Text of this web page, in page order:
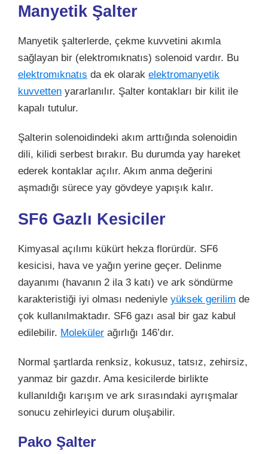
Manyetik Şalter
Manyetik şalterlerde, çekme kuvvetini akımla
sağlayan bir (elektromıknatıs) solenoid vardır. Bu
elektromıknatıs da ek olarak elektromanyetik
kuvvetten yararlanılır. Şalter kontakları bir kilit ile
kapalı tutulur.
Şalterin solenoidindeki akım arttığında solenoidin
dili, kilidi serbest bırakır. Bu durumda yay hareket
ederek kontaklar açılır. Akım anma değerini
aşmadığı sürece yay gövdeye yapışık kalır.
SF6 Gazlı Kesiciler
Kimyasal açılımı kükürt hekza florürdür. SF6
kesicisi, hava ve yağın yerine geçer. Delinme
dayanımı (havanın 2 ila 3 katı) ve ark söndürme
karakteristiği iyi olması nedeniyle yüksek gerilim de
çok kullanılmaktadır. SF6 gazı asal bir gaz kabul
edilebilir. Moleküler ağırlığı 146’dır.
Normal şartlarda renksiz, kokusuz, tatsız, zehirsiz,
yanmaz bir gazdır. Ama kesicilerde birlikte
kullanıldığı karışım ve ark sırasındaki ayrışmalar
sonucu zehirleyici durum oluşabilir.
Pako Şalter